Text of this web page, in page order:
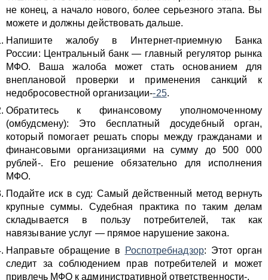
не конец, а начало нового, более серьезного этапа. Вы
можете и должны действовать дальше.
Напишите жалобу в Интернет-приемную Банка
России: Центральный банк — главный регулятор рынка
МФО. Ваша жалоба может стать основанием для
внеплановой проверки и применения санкций к
недобросовестной организации--25.
Обратитесь к финансовому уполномоченному
(омбудсмену): Это бесплатный досудебный орган,
который помогает решать споры между гражданами и
финансовыми организациями на сумму до 500 000
рублей-. Его решение обязательно для исполнения
МФО.
Подайте иск в суд: Самый действенный метод вернуть
крупные суммы. Судебная практика по таким делам
складывается в пользу потребителей, так как
навязывание услуг — прямое нарушение закона.
Направьте обращение в
Роспотребнадзор: Этот орган
следит за соблюдением прав потребителей и может
привлечь МФО к административной ответственности-.